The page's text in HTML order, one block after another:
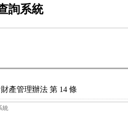
詢系統
產管理辦法 第 14 條
統